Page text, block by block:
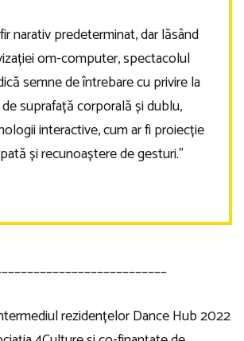
narativ predeterminat, dar lăsând
om-computer, spectacolul
semne de întrebare cu privire la
suprafață corporală și dublu,
interactive, cum ar fi proiecție
și recunoaștere de gesturi.”
rezidențelor Dance Hub 2022